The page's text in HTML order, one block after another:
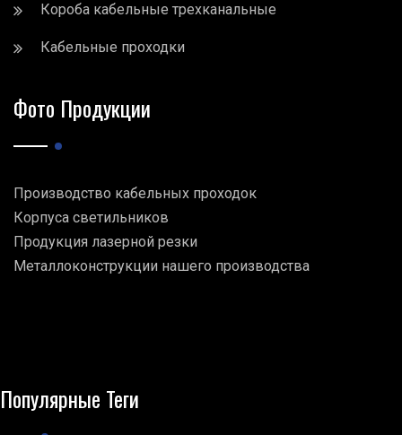
Короба кабельные трехканальные
Кабельные проходки
Фото Продукции
Производство кабельных проходок
Корпуса светильников
Продукция лазерной резки
Металлоконструкции нашего производства
Популярные Теги